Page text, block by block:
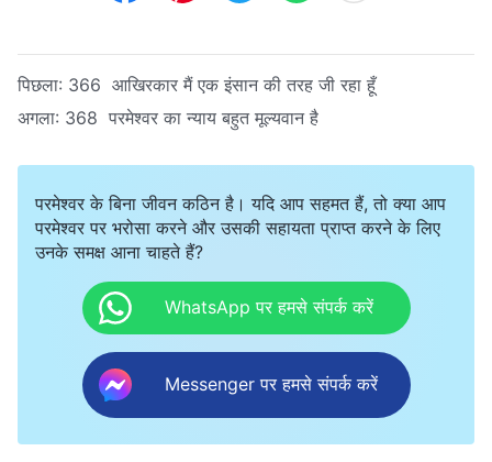
पिछला: 366 आखिरकार मैं एक इंसान की तरह जी रहा हूँ
अगला: 368 परमेश्वर का न्याय बहुत मूल्यवान है
परमेश्वर के बिना जीवन कठिन है। यदि आप सहमत हैं, तो क्या आप
परमेश्वर पर भरोसा करने और उसकी सहायता प्राप्त करने के लिए
उनके समक्ष आना चाहते हैं?
WhatsApp पर हमसे संपर्क करें
Messenger पर हमसे संपर्क करें